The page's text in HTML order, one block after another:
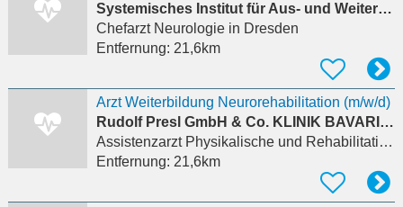
Systemisches Institut für Aus- und Weiterbildung Freiburg - Klinik für Psychosomatische Medizin un
Chefarzt Neurologiein Dresden
Entfernung: 21,6km
Arzt Weiterbildung Neurorehabilitation (m/w/d)
Rudolf Presl GmbH & Co. KLINIK BAVARIA Rehabilitations KG
Assistenzarzt Physikalische und Rehabilitative Medizin
Entfernung: 21,6km